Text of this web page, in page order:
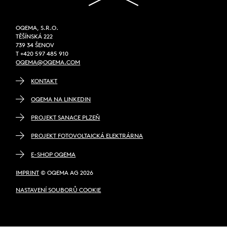
OQEMA, S.R.O.
TĚŠÍNSKÁ 222
739 34 ŠENOV
T +420 597 485 910
OQEMA@OQEMA.COM
KONTAKT
OQEMA NA LINKEDIN
PROJEKT SANACE PLZEŇ
PROJEKT FOTOVOLTAICKÁ ELEKTRÁRNA
E-SHOP OQEMA
IMPRINT © OQEMA AG 2026
NASTAVENÍ SOUBORŮ COOKIE